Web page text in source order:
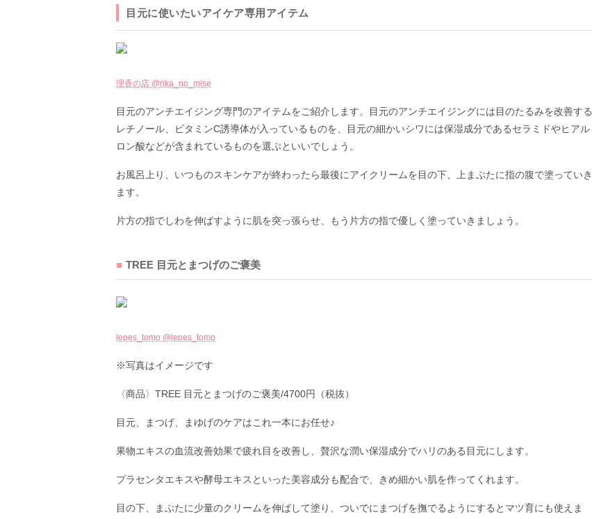
目元に使いたいアイケア専用アイテム
理香の店 @rika_no_mise
目元のアンチエイジング専門のアイテムをご紹介します。目元のアンチエイジングには目のたるみを改善する
レチノール、ビタミンC誘導体が入っているものを、目元の細かいシワには保湿成分であるセラミドやヒアル
ロン酸などが含まれているものを選ぶといいでしょう。
お風呂上り、いつものスキンケアが終わったら最後にアイクリームを目の下、上まぶたに指の腹で塗っていき
ます。
片方の指でしわを伸ばすように肌を突っ張らせ、もう片方の指で優しく塗っていきましょう。
TREE 目元とまつげのご褒美
lepes_tomo @lepes_tomo
※写真はイメージです
〈商品〉TREE 目元とまつげのご褒美/4700円（税抜）
目元、まつげ、まゆげのケアはこれ一本にお任せ♪
果物エキスの血流改善効果で疲れ目を改善し、贅沢な潤い保湿成分でハリのある目元にします。
プラセンタエキスや酵母エキスといった美容成分も配合で、きめ細かい肌を作ってくれます。
目の下、まぶたに少量のクリームを伸ばして塗り、ついでにまつげを撫でるようにするとマツ育にも使えま